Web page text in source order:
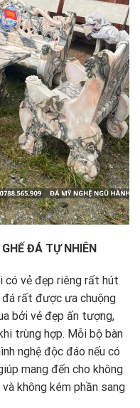
ĐÁ TỰ NHIÊN
có vẻ đẹp riêng rất hút
rất được ưa chuộng
bởi vẻ đẹp ấn tượng,
trùng hợp. Mỗi bộ bàn
nghệ độc đáo nếu có
mang đến cho không
không kém phần sang